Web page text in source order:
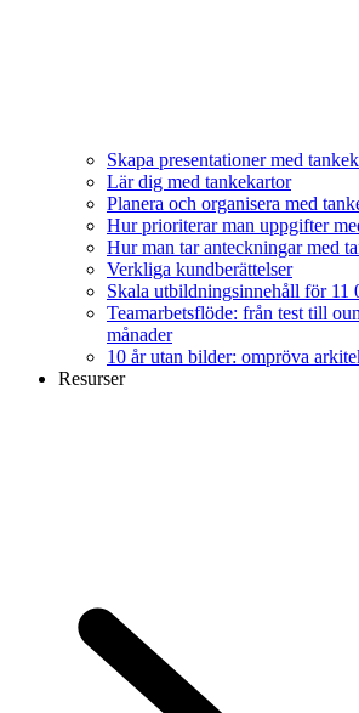
Skapa presentationer med
Lär dig med tankekartor
Planera och organisera med
Hur prioriterar man uppgifter
Hur man tar anteckningar med
Verkliga kundberättelser
Skala utbildningsinnehåll för 11
Teamarbetsflöde: från test till
månader
10 år utan bilder: ompröva
Resurser